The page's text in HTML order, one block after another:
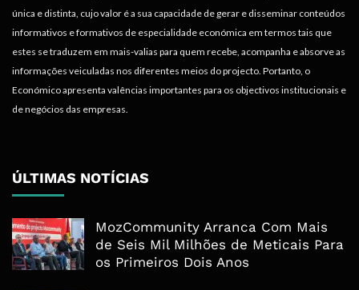
única e distinta, cujo valor é a sua capacidade de gerar e disseminar conteúdos
informativos e formativos de especialidade económica em termos tais que
estes se traduzem em mais-valias para quem recebe, acompanha e absorve as
informações veiculadas nos diferentes meios do projecto. Portanto, o
Económico apresenta valências importantes para os objectivos institucionais e
de negócios das empresas.
ÚLTIMAS NOTÍCIAS
MozCommunity Arranca Com Mais
de Seis Mil Milhões de Meticais Para
os Primeiros Dois Anos